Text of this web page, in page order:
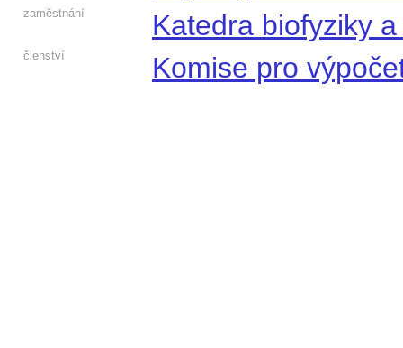
zaměstnání Katedra biofyziky
členství Komise pro